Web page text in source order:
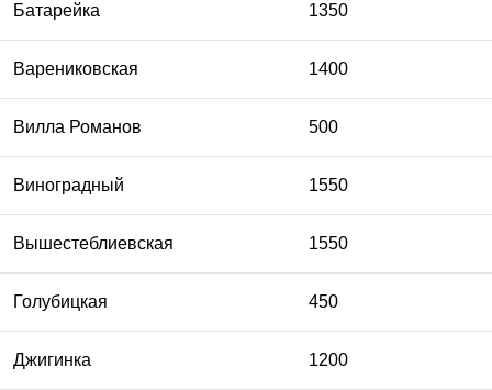
Батарейка 1350
Варениковская 1400
Вилла Романов 500
Виноградный 1550
Вышестеблиевская 1550
Голубицкая 450
Джигинка 1200